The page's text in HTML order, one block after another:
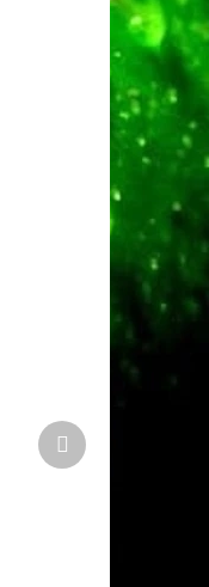
Další
produkt